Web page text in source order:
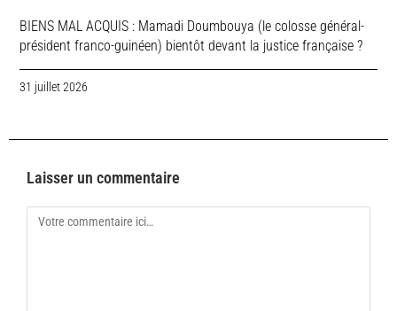
BIENS MAL ACQUIS : Mamadi Doumbouya (le colosse général-
président franco-guinéen) bientôt devant la justice française ?
31 juillet 2026
Laisser un commentaire